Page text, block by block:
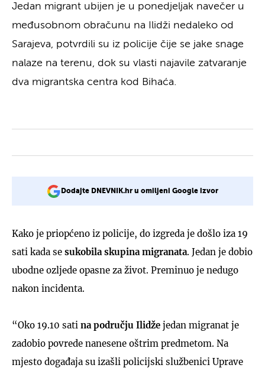
Jedan migrant ubijen je u ponedjeljak navečer u
međusobnom obračunu na Ilidži nedaleko od
Sarajeva, potvrdili su iz policije čije se jake snage
nalaze na terenu, dok su vlasti najavile zatvaranje
dva migrantska centra kod Bihaća.
Dodajte DNEVNIK.hr u omiljeni Google izvor
Kako je priopćeno iz policije, do izgreda je došlo iza 19
sati kada se sukobila skupina migranata. Jedan je dobio
ubodne ozljede opasne za život. Preminuo je nedugo
nakon incidenta.
“Oko 19.10 sati na području Ilidže jedan migranat je
zadobio povrede nanesene oštrim predmetom. Na
mjesto događaja su izašli policijski službenici Uprave